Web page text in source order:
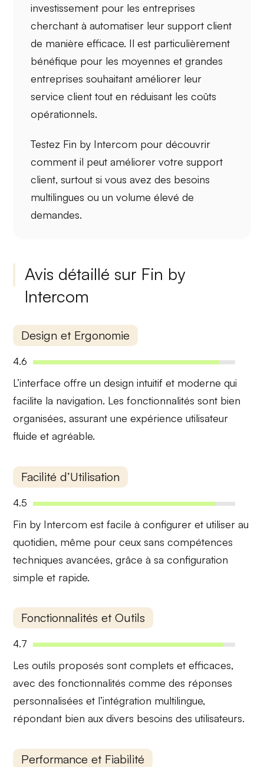
investissement pour lesentreprises
cherchant à automatiser leur support client
de manière efficace. Il est particulièrement
bénéfique pour les moyennes et grandes
entreprises souhaitant améliorer leur
service client tout en réduisant les coûts
opérationnels.
Testez Fin by Intercom pour découvrir
comment il peut améliorervotre support
client, surtout si vous avez des besoins
multilingues ou un volume élevé de
demandes.
Avis détaillé sur Fin by
Intercom
Design et Ergonomie
4.6
L’interface offre undesign intuitif et moderne qui
facilite la navigation. Les fonctionnalités sont bien
organisées, assurant uneexpérience utilisateur
fluide et agréable.
Facilité d’Utilisation
4.5
Fin by Intercom est facile à configurer et utiliser au
quotidien, même pour ceux sans compétences
techniques avancées, grâce à saconfiguration
simple et rapide.
Fonctionnalités et Outils
4.7
Les outils proposés sont complets et efficaces,
avec des fonctionnalités comme des réponses
personnalisées et l’intégration multilingue,
répondant bien aux divers besoins des utilisateurs.
Performance et Fiabilité